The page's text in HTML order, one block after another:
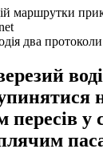
два протоколи
пересів у